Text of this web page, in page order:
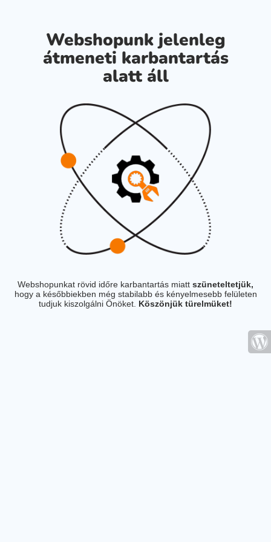
Webshopunk jelenleg
átmeneti karbantartás
alatt áll
Webshopunkat rövid időre karbantartás miatt szüneteltetjük,
hogy a későbbiekben még stabilabb és kényelmesebb felületen
tudjuk kiszolgálni Önöket. Köszönjük türelmüket!